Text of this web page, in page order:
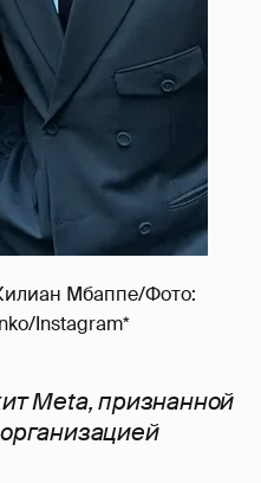
Мбаппе/Фото:
Instagram*
Meta, признанной